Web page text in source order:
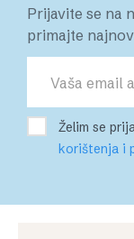
Prijavite se na
primajte
Želim se
korištenja i